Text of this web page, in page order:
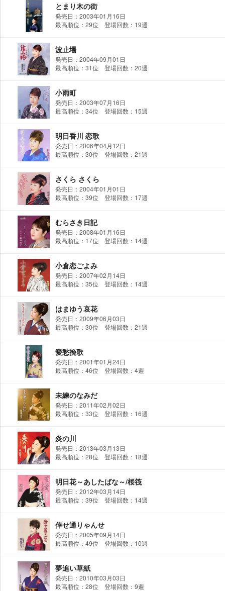
とまり木の街
発売日：2003年01月16日
最高順位：29位 登場回数：19週
波止場
発売日：2004年09月01日
最高順位：31位 登場回数：20週
小雨町
発売日：2003年07月16日
最高順位：34位 登場回数：15週
明日香川 恋歌
発売日：2006年04月12日
最高順位：30位 登場回数：21週
さくら さくら
発売日：2004年01月01日
最高順位：39位 登場回数：17週
むらさき日記
発売日：2008年01月16日
最高順位：17位 登場回数：14週
小倉恋ごよみ
発売日：2007年02月14日
最高順位：35位 登場回数：14週
はまゆう哀花
発売日：2009年06月03日
最高順位：30位 登場回数：21週
愛愁挽歌
発売日：2001年01月24日
最高順位：46位 登場回数：4週
未練のなみだ
発売日：2011年02月02日
最高順位：33位 登場回数：16週
炎の川
発売日：2013年03月13日
最高順位：28位 登場回数：18週
明日花～あしたばな～/桜筏
発売日：2012年03月14日
最高順位：39位 登場回数：14週
倖せ通りゃんせ
発売日：2005年09月14日
最高順位：49位 登場回数：10週
夢追い草紙
発売日：2010年03月03日
最高順位：28位 登場回数：9週